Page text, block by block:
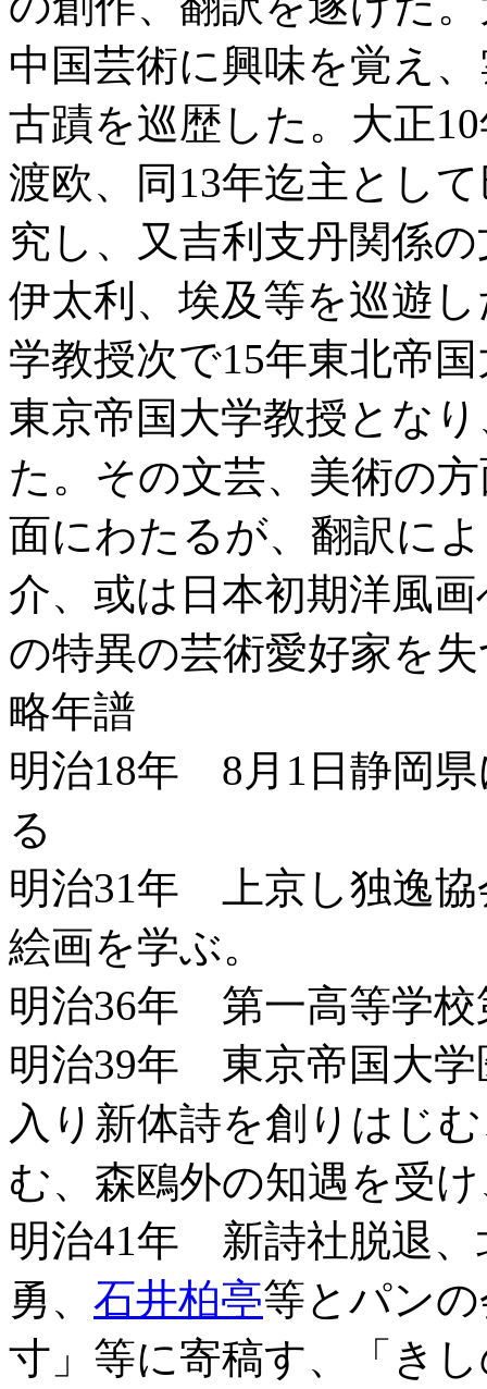
中国芸術に興味を覚え
古蹟を巡歴した。大正
渡欧、同13年迄主とし
究し、又吉利支丹関係
伊太利、埃及等を巡遊
学教授次で15年東北帝
東京帝国大学教授とな
た。その文芸、美術の
面にわたるが、翻訳に
介、或は日本初期洋風
の特異の芸術愛好家を
略年譜
明治18年 8月1日静岡
る
明治31年 上京し独逸協
絵画を学ぶ。
明治36年 第一高等学校
明治39年 東京帝国大学
入り新体詩を創りはじ
む、森鴎外の知遇を受
明治41年 新詩社脱退、
勇、 石井柏亭等とパン
寸」等に寄稿す、「き